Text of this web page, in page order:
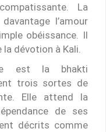
La
l’amour
obéissance. Il
dévotion à Kali.
est la bhakti
trois sortes de
Elle attend la
de ses
décrits comme